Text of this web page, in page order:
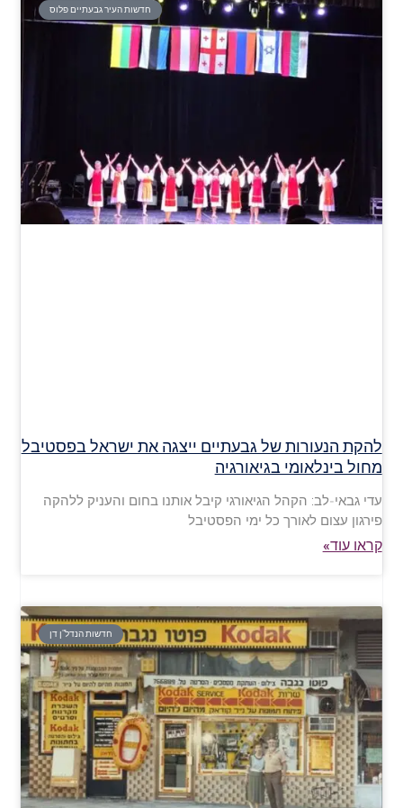
חדשות העיר גבעתיים פלוס
להקת הנעורות של גבעתיים ייצגה את ישראל בפסטיבל
מחול בינלאומי בגיאורגיה
עדי גבאי-לב: הקהל הגיאורגי קיבל אותנו בחום והעניק ללהקה
פירגון עצום לאורך כל ימי הפסטיבל
קראו עוד»
חדשות הנדל"ן דן